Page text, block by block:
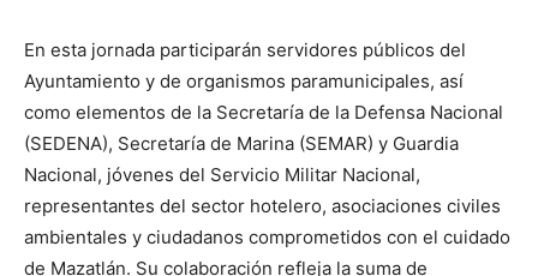
En esta jornada participarán servidores públicos del
Ayuntamiento y de organismos paramunicipales, así
como elementos de la Secretaría de la Defensa Nacional
(SEDENA), Secretaría de Marina (SEMAR) y Guardia
Nacional, jóvenes del Servicio Militar Nacional,
representantes del sector hotelero, asociaciones civiles
ambientales y ciudadanos comprometidos con el cuidado
de Mazatlán. Su colaboración refleja la suma de